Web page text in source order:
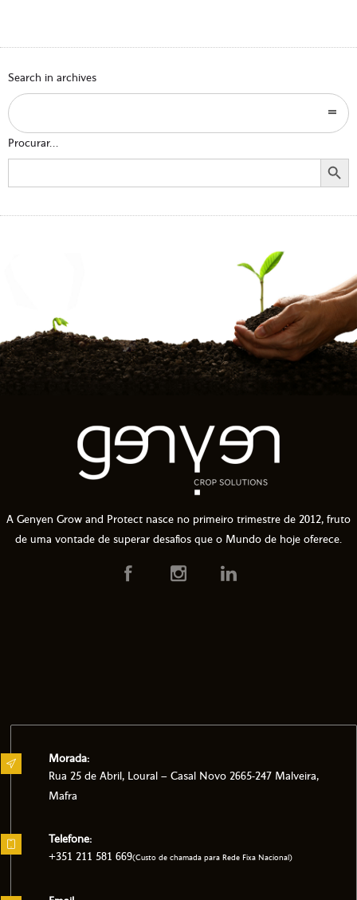
Search in archives
Procurar...
Search
Search Button
A Genyen Grow and Protect nasce no primeiro trimestre de 2012, fruto
de uma vontade de superar desafios que o Mundo de hoje oferece.
Morada:
Rua 25 de Abril, Loural – Casal Novo 2665-247 Malveira,
Mafra
Telefone:
+351 211 581 669(Custo de chamada para Rede Fixa Nacional)